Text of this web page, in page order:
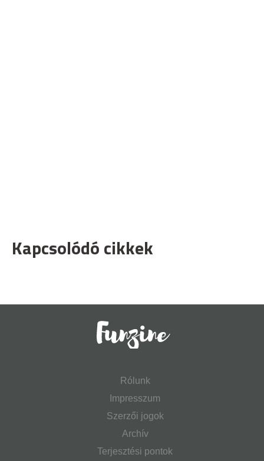
Kapcsolódó cikkek
Rólunk
Impresszum
Szerzői jogok
Archív
Terjesztési pontok